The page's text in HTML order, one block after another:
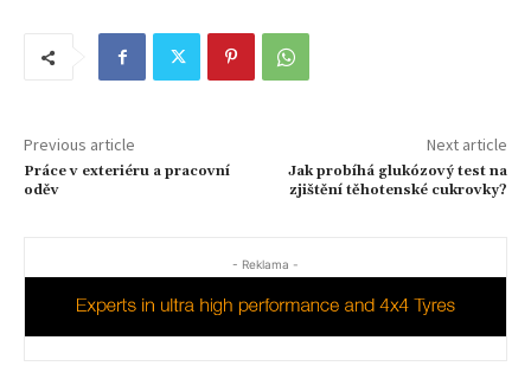
Previous article
Práce v exteriéru a pracovní
oděv
Next article
Jak probíhá glukózový test na
zjištění těhotenské cukrovky?
- Reklama -